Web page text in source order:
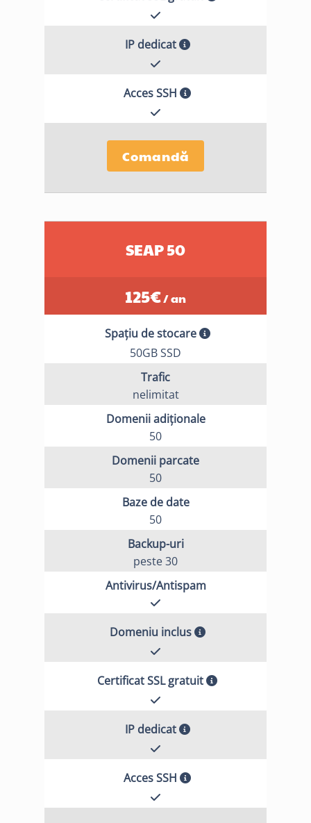
IP dedicat
Acces SSH
Comandă
SEAP 50
125€/ an
Spațiu de stocare
50GB SSD
Trafic
nelimitat
Domenii adiționale
50
Domenii parcate
50
Baze de date
50
Backup-uri
peste 30
Antivirus/Antispam
Domeniu inclus
Certificat SSL gratuit
IP dedicat
Acces SSH